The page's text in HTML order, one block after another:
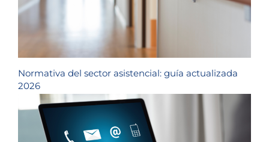
Normativa del sector asistencial: guía actualizada
2026